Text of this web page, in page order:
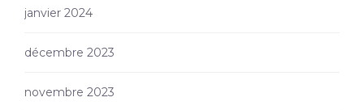
janvier 2024
décembre 2023
novembre 2023